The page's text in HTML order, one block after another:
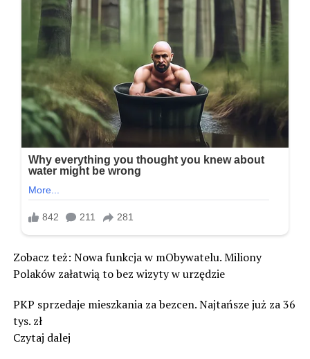
Zobacz też: Nowa funkcja w mObywatelu. Miliony
Polaków załatwią to bez wizyty w urzędzie
PKP sprzedaje mieszkania za bezcen. Najtańsze już za 36
tys. zł
Czytaj dalej